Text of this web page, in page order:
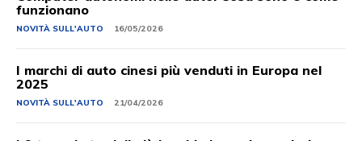
funzionano
NOVITÀ SULL'AUTO 16/05/2026
I marchi di auto cinesi più venduti in Europa nel
2025
NOVITÀ SULL'AUTO 21/04/2026